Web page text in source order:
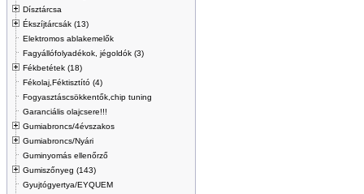
Dísztárcsa
Ékszíjtárcsák (13)
Elektromos ablakemelők
Fagyállófolyadékok, jégoldók (3)
Fékbetétek (18)
Fékolaj,Féktisztító (4)
Fogyasztáscsökkentők,chip tuning
Garanciális olajcsere!!!
Gumiabroncs/4évszakos
Gumiabroncs/Nyári
Guminyomás ellenőrző
Gumiszőnyeg (143)
Gyujtógyertya/EYQUEM